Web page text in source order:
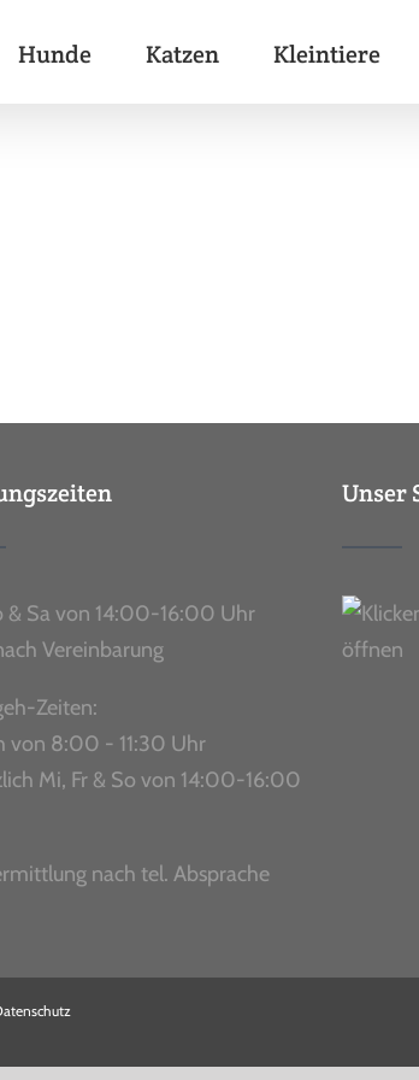
Hunde Katzen Kleintiere
& Sa von 14:00-16:00 Uhr
Vereinbarung
Zeiten:
von 8:00 - 11:30 Uhr
Mi, Fr & So von 14:00-16:00
nach tel. Absprache
Unser